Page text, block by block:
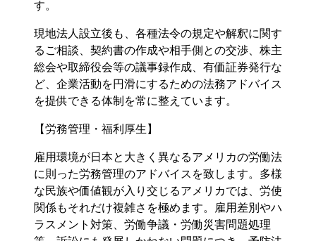
す。
現地法人設立後も、各種法令の規定や解釈に関す
るご相談、契約書の作成や相手側との交渉、株主
総会や取締役会等の議事録作成、有価証券発行な
ど、企業活動を円滑にするための法務アドバイス
を提供できる体制を常に整えています。
【労務管理・福利厚生】
雇用環境が日本と大きく異なるアメリカの労働法
に則った労務管理のアドバイスを致します。多様
な民族や価値観が入り交じるアメリカでは、労使
関係もそれだけ複雑さを極めます。雇用差別やハ
ラスメント対策、労働争議・労働災害問題処理